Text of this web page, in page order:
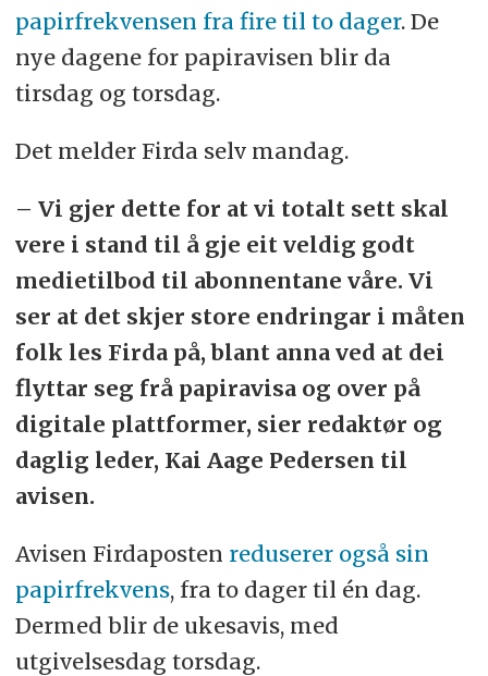
papirfrekvensen fra fire til to dager. De
nye dagene for papiravisen blir da
tirsdag og torsdag.
Det melder Firda selv mandag.
– Vi gjer dette for at vi totalt sett skal
vere i stand til å gje eit veldig godt
medietilbod til abonnentane våre. Vi
ser at det skjer store endringar i måten
folk les Firda på, blant anna ved at dei
flyttar seg frå papiravisa og over på
digitale plattformer, sier redaktør og
daglig leder, Kai Aage Pedersen til
avisen.
Avisen Firdaposten reduserer også sin
papirfrekvens, fra to dager til én dag.
Dermed blir de ukesavis, med
utgivelsesdag torsdag.